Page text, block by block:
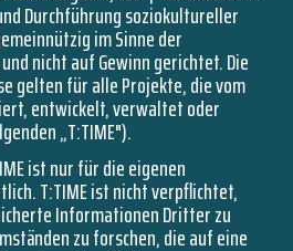
Durchführung soziokultureller
im Sinne der
nicht auf Gewinn gerichtet. Die
gelten für alle Projekte, die vom
entwickelt, verwaltet oder
„T:TIME").
ist nur für die eigenen
T:TIME ist nicht verpflichtet,
Informationen Dritter zu
zu forschen, die auf eine